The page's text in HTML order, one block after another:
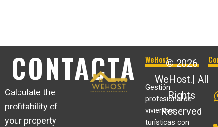
CONTACTA
Calculate the
profitability of
your property
WeHost
Gestión
profesional de
viviendas
turísticas con
© 2026
WeHost.| All
Rights
Reserved